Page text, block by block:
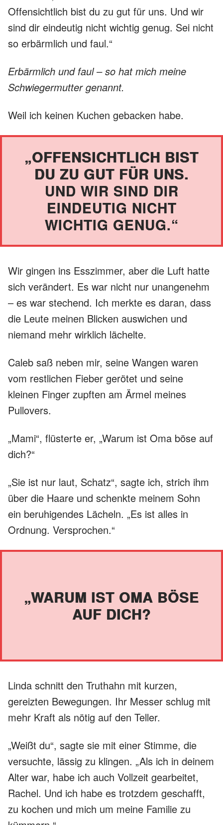
Offensichtlich bist du zu gut für uns. Und wir
sind dir eindeutig nicht wichtig genug. Sei nicht
so erbärmlich und faul.“
Erbärmlich und faul – so hat mich meine
Schwiegermutter genannt.
Weil ich keinen Kuchen gebacken habe.
„OFFENSICHTLICH BIST
DU ZU GUT FÜR UNS.
UND WIR SIND DIR
EINDEUTIG NICHT
WICHTIG GENUG.“
Wir gingen ins Esszimmer, aber die Luft hatte
sich verändert. Es war nicht nur unangenehm
– es war stechend. Ich merkte es daran, dass
die Leute meinen Blicken auswichen und
niemand mehr wirklich lächelte.
Caleb saß neben mir, seine Wangen waren
vom restlichen Fieber gerötet und seine
kleinen Finger zupften am Ärmel meines
Pullovers.
„Mami“, flüsterte er, „Warum ist Oma böse auf
dich?“
„Sie ist nur laut, Schatz“, sagte ich, strich ihm
über die Haare und schenkte meinem Sohn
ein beruhigendes Lächeln. „Es ist alles in
Ordnung. Versprochen.“
„WARUM IST OMA BÖSE
AUF DICH?
Linda schnitt den Truthahn mit kurzen,
gereizten Bewegungen. Ihr Messer schlug mit
mehr Kraft als nötig auf den Teller.
„Weißt du“, sagte sie mit einer Stimme, die
versuchte, lässig zu klingen. „Als ich in deinem
Alter war, habe ich auch Vollzeit gearbeitet,
Rachel. Und ich habe es trotzdem geschafft,
zu kochen und mich um meine Familie zu